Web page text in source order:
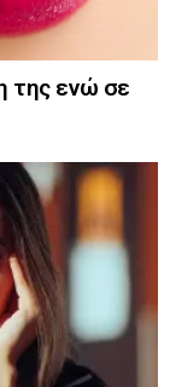
της ενώ σε